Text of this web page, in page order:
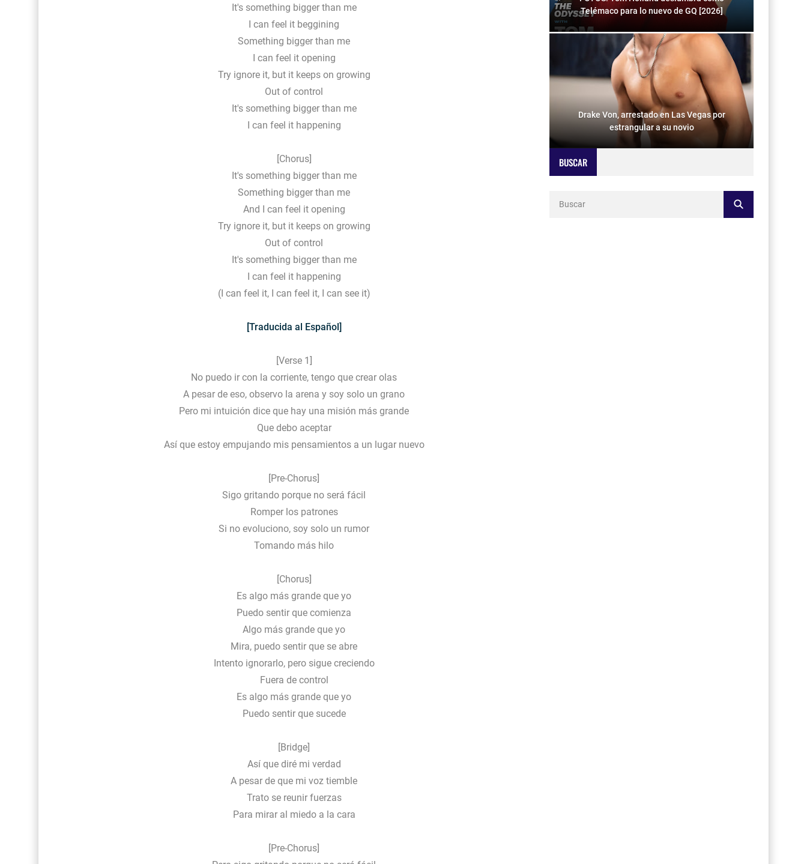
It's something bigger than me
I can feel it beggining
Something bigger than me
I can feel it opening
Try ignore it, but it keeps on growing
Out of control
It's something bigger than me
I can feel it happening
[Chorus]
It's something bigger than me
Something bigger than me
And I can feel it opening
Try ignore it, but it keeps on growing
Out of control
It's something bigger than me
I can feel it happening
(I can feel it, I can feel it, I can see it)
[Traducida al Español]
[Verse 1]
No puedo ir con la corriente, tengo que crear olas
A pesar de eso, observo la arena y soy solo un grano
Pero mi intuición dice que hay una misión más grande
Que debo aceptar
Así que estoy empujando mis pensamientos a un lugar nuevo
[Pre-Chorus]
Sigo gritando porque no será fácil
Romper los patrones
Si no evoluciono, soy solo un rumor
Tomando más hilo
[Chorus]
Es algo más grande que yo
Puedo sentir que comienza
Algo más grande que yo
Mira, puedo sentir que se abre
Intento ignorarlo, pero sigue creciendo
Fuera de control
Es algo más grande que yo
Puedo sentir que sucede
[Bridge]
Así que diré mi verdad
A pesar de que mi voz tiemble
Trato se reunir fuerzas
Para mirar al miedo a la cara
[Pre-Chorus]
Telémaco para lo nuevo de GQ [2026]
Drake Von, arrestado en Las Vegas por
estrangular a su novio
BUSCAR